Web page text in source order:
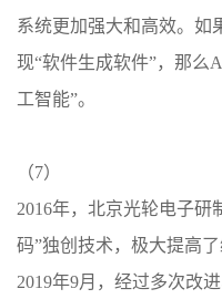
系统更加强大和高效。如
现“软件生成软件”，那么
工智能”。
（7）
2016年，北京光轮电子研
码”独创技术，极大提高
2019年9月，经过多次改